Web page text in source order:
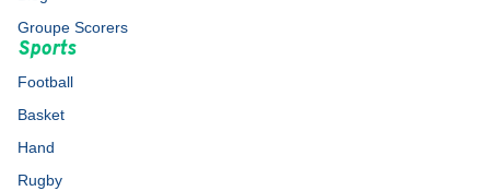
Groupe Scorers
Sports
Football
Basket
Hand
Rugby